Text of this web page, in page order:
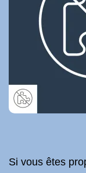
Si vous êtes